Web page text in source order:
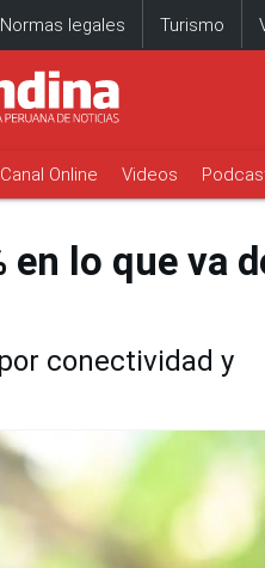
Normas legales Turismo
Canal Online Videos
lo que va
conectividad y